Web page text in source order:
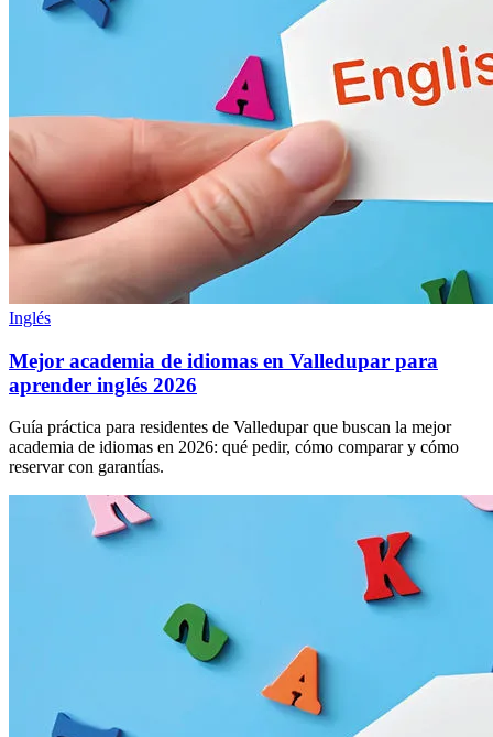
Inglés
Mejor academia de idiomas en Valledupar para
aprender inglés 2026
Guía práctica para residentes de Valledupar que buscan la mejor
academia de idiomas en 2026: qué pedir, cómo comparar y cómo
reservar con garantías.